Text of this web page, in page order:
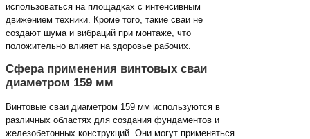
использоваться на площадках с интенсивным
движением техники. Кроме того, такие сваи не
создают шума и вибраций при монтаже, что
положительно влияет на здоровье рабочих.
Сфера применения винтовых сваи
диаметром 159 мм
Винтовые сваи диаметром 159 мм используются в
различных областях для создания фундаментов и
железобетонных конструкций. Они могут применяться